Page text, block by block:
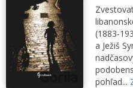
(1883-
a Ježiš
pohľad...